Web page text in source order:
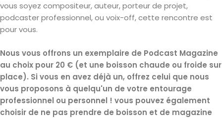
vous soyez compositeur, auteur, porteur de projet,
podcaster professionnel, ou voix-off, cette rencontre est
pour vous.
Nous vous offrons un exemplaire de Podcast Magazine
au choix pour 20 € (et une boisson chaude ou froide sur
place). Si vous en avez déjà un, offrez celui que nous
vous proposons à quelqu'un de votre entourage
professionnel ou personnel ! vous pouvez également
choisir de ne pas prendre de boisson et de magazine